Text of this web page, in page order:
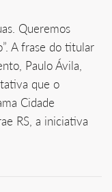
Queremos
A frase do titular
Paulo Ávila,
que o
Cidade
RS, a iniciativa